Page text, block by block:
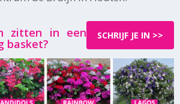
SCHRIJF JE IN >>
zitten in een
basket?